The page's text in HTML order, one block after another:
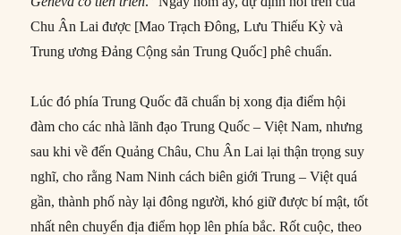
Chu Ân Lai được [Mao Trạch Đông, Lưu Thiếu Kỳ và
Trung ương Đảng Cộng sản Trung Quốc] phê chuẩn.
Lúc đó phía Trung Quốc đã chuẩn bị xong địa điểm hội
đàm cho các nhà lãnh đạo Trung Quốc – Việt Nam, nhưng
sau khi về đến Quảng Châu, Chu Ân Lai lại thận trọng suy
nghĩ, cho rằng Nam Ninh cách biên giới Trung – Việt quá
gần, thành phố này lại đông người, khó giữ được bí mật, tốt
nhất nên chuyển địa điểm họp lên phía bắc. Rốt cuộc, theo